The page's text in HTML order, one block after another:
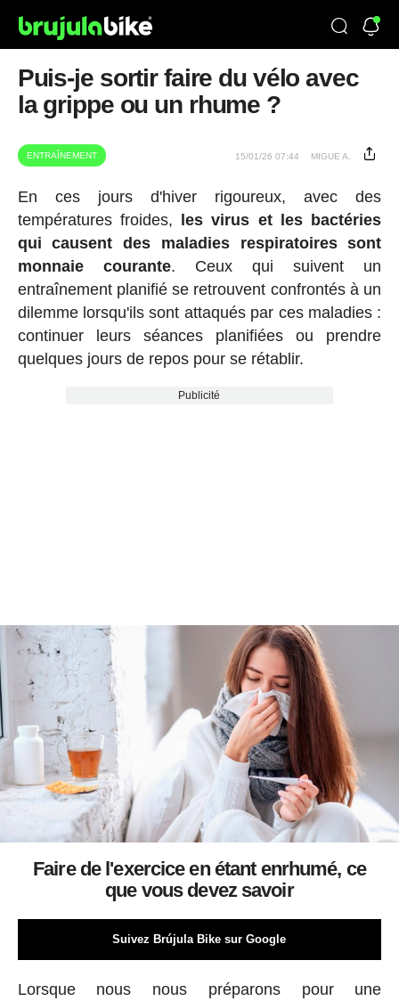
Puis-je sortir faire du vélo avec
la grippe ou un rhume ?
ENTRAÎNEMENT 15/01/26 07:44 MIGUE A.
En ces jours d'hiver rigoureux, avec des
températures froides,
les virus et les bactéries
qui causent des maladies respiratoires sont
monnaie courante. Ceux qui suivent un
entraînement planifié se retrouvent confrontés à un
dilemme lorsqu'ils sont attaqués par ces maladies :
continuer leurs séances planifiées ou prendre
quelques jours de repos pour se rétablir.
Publicité
Faire de l'exercice en étant enrhumé, ce
que vous devez savoir
Suivez Brújula Bike sur Google
Lorsque nous nous préparons pour une